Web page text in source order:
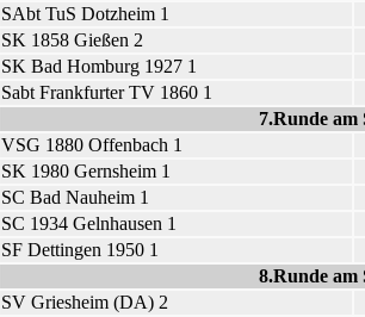
SAbt TuS Dotzheim 1
SK 1858 Gießen 2
SK Bad Homburg 1927 1
Sabt Frankfurter TV 1860 1
7.Runde am
VSG 1880 Offenbach 1
SK 1980 Gernsheim 1
SC Bad Nauheim 1
SC 1934 Gelnhausen 1
SF Dettingen 1950 1
8.Runde am
SV Griesheim (DA) 2